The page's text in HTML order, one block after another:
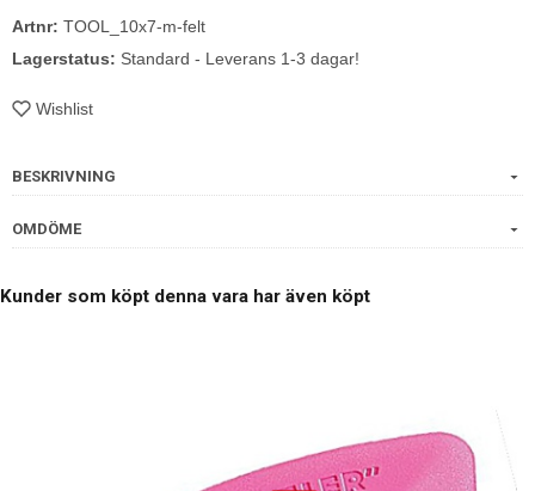
Artnr: TOOL_10x7-m-felt
Lagerstatus: Standard - Leverans 1-3 dagar!
Wishlist
BESKRIVNING
OMDÖME
Kunder som köpt denna vara har även köpt